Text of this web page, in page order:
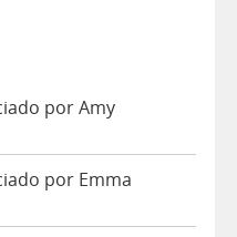
por Amy
por Emma